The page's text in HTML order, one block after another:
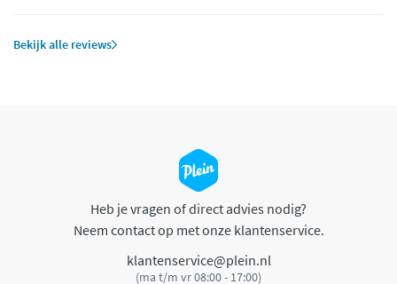
Bekijk alle reviews
Heb je vragen of direct advies nodig?
Neem contact op met onze klantenservice.
klantenservice@plein.nl
(ma t/m vr 08:00 - 17:00)